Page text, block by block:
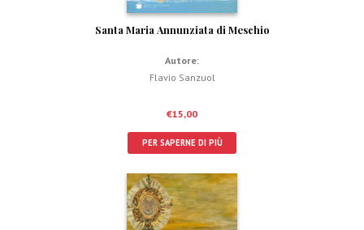
Santa Maria Annunziata di Meschio
Autore:
Flavio Sanzuol
€15,00
PER SAPERNE DI PIÙ